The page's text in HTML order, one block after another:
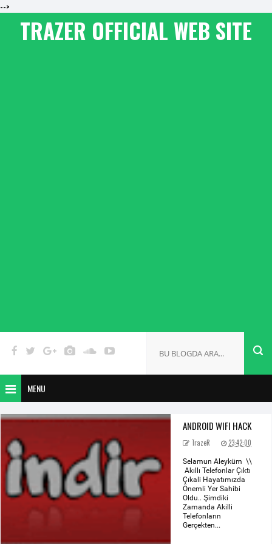
-->
TRAZER OFFICIAL WEB SITE
MENU
ANDROID WIFI HACK
TrazeR 23:42:00
Selamun Aleyküm \\
Akıllı Telefonlar Çıktı
Çıkali Hayatımızda
Önemli Yer Sahibi
Oldu.. Şimdiki
Zamanda Akilli
Telefonların
Gerçekten...